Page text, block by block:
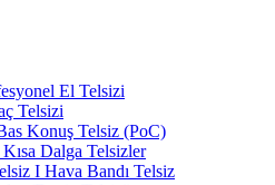
El Telsizi
Telsizi
Konuş Telsiz (PoC)
Dalga Telsizler
I Hava Bandı Telsiz